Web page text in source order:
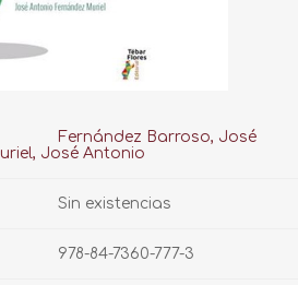
Fernández Barroso, José
José Antonio
Sin existencias
978-84-7360-777-3